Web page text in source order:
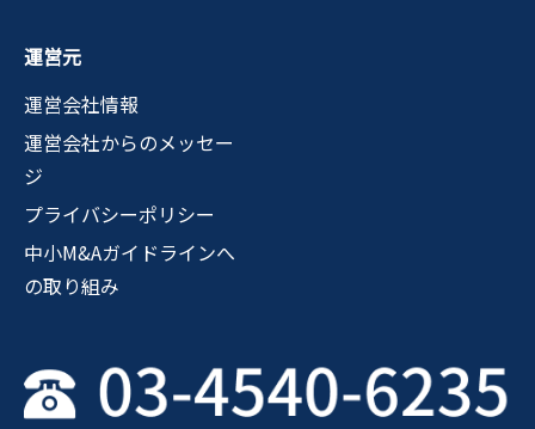
運営元
運営会社情報
運営会社からのメッセー
ジ
プライバシーポリシー
中小M&Aガイドラインへ
の取り組み